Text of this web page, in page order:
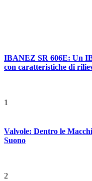
IBANEZ SR 606E: Un
con caratteristiche di
1
Valvole: Dentro le
Suono
2